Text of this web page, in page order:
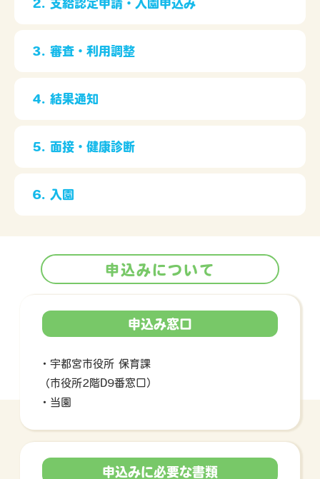
2. 支給認定申請・入園申込み
3. 審査・利用調整
4. 結果通知
5. 面接・健康診断
6. 入園
申込みについて
申込み窓口
・宇都宮市役所 保育課
（市役所2階D9番窓口）
・当園
申込みに必要な書類